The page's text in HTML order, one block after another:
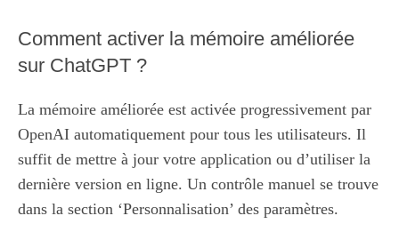
Comment activer la mémoire améliorée
sur ChatGPT ?
La mémoire améliorée est activée progressivement par
OpenAI automatiquement pour tous les utilisateurs. Il
suffit de mettre à jour votre application ou d’utiliser la
dernière version en ligne. Un contrôle manuel se trouve
dans la section ‘Personnalisation’ des paramètres.